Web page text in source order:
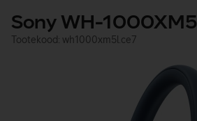
Sony WH-1000XM5
Tootekood: wh1000xm5l.ce7